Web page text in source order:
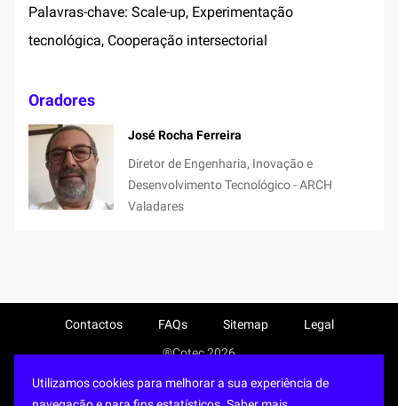
Palavras-chave: Scale-up, Experimentação
tecnológica, Cooperação intersectorial
Oradores
José Rocha Ferreira
Diretor de Engenharia, Inovação e
Desenvolvimento Tecnológico - ARCH
Valadares
Contactos FAQs Sitemap
Legal
®Cotec 2026
Utilizamos cookies para melhorar a sua experiência de